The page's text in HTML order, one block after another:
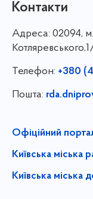
Контакти
Адреса: 02094,
Телефон: +380
Пошта:
Офіційний
Київська міська
Київська міська